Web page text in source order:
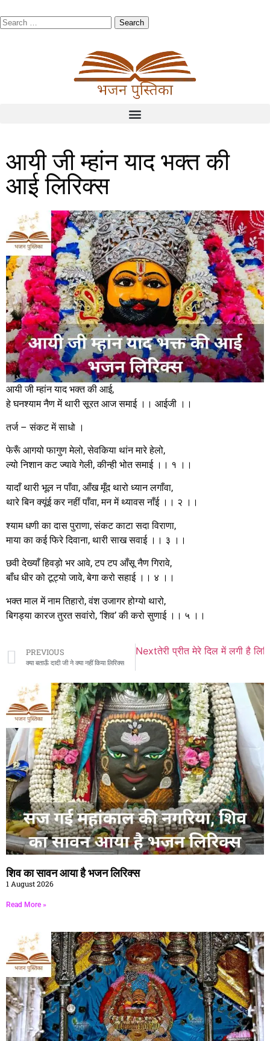
आयी जी म्हांन याद भक्त की
आई लिरिक्स
आयी जी म्हांन याद भक्त की आई,
हे घनश्याम नैण में थारी सूरत आज समाई ।। आईजी ।।
तर्ज – संकट में साधो ।
फेरूँ आगयो फागुण मेलो, सेवकिया थांन मारे हेलो,
ल्यो निशान कट ज्यावे गेली, कीन्ही भोत समाई ।। १ ।।
यादाँ थारी भूल न पाँवा, आँख मूँद थारो ध्यान लगाँवा,
थारे बिन क्यूंई कर नहीं पाँवा, मन में थ्यावस नाँई ।। २ ।।
श्याम धणी का दास पुराणा, संकट काटा सदा विराणा,
माया का कई फिरे दिवाना, थारी साख सवाई ।। ३ ।।
छवी देख्याँ हिवड़ो भर आवे, टप टप आँसू नैण गिरावे,
बाँध धीर को टूट्यो जावे, बेगा करो सहाई ।। ४ ।।
भक्त माल में नाम तिहारो, वंश उजागर होग्यो थारो,
बिगड्या कारज तुरत सवांरो, ‘शिव’ की करो सुणाई ।। ५ ।।
PREVIOUS
क्या बताऊँ दादी जी ने क्या नहीं किया लिरिक्स
Nextतेरी प्रीत मेरे दिल में लगी है
शिव का सावन आया है भजन लिरिक्स
1 August 2026
Read More »